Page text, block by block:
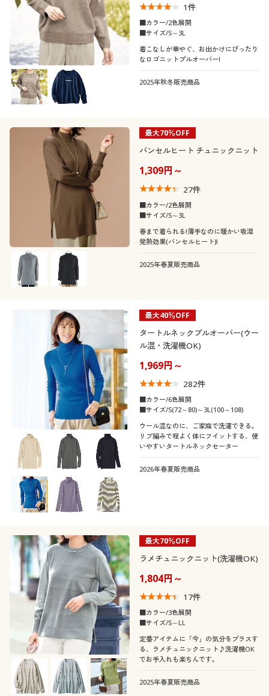
お気に入り
サポート
ご利用ガイド
カジュアル エレガント
ベーシック
着用感
レギュラー
40代
50代
シーズン
夏
春
円
解除する
閉じる
1件
■カラー/2色展開
■サイズ/S～3L
着こなしが華やぐ、お出かけにぴったり
なロゴニットプルオーバー!
2025年秋冬販売商品
最大70％OFF
バンセルヒート チュニックニット
1,309円～
27件
■カラー/2色展開
■サイズ/S～3L
春まで着られる!薄手なのに暖かい吸湿
発熱効果(バンセルヒート)!
2025年春夏販売商品
最大40％OFF
タートルネックプルオーバー(ウー
ル混・洗濯機OK)
1,969円～
282件
■カラー/6色展開
■サイズ/S(72～80)～3L(100～108)
ウール混なのに、ご家庭で洗濯できる。
リブ編みで程よく体にフイットする、使
いやすいタートルネックセーター
2026年春夏販売商品
最大70％OFF
ラメチュニックニット(洗濯機OK)
1,804円～
17件
■カラー/3色展開
■サイズ/S～LL
定番アイテムに「今」の気分をプラスす
る、ラメチュニックニット♪洗濯機OK
でお手入れも楽ちんです。
2025年春夏販売商品